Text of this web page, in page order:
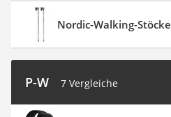
Nordic-Walking-Stöcke
P-W 7 Vergleiche